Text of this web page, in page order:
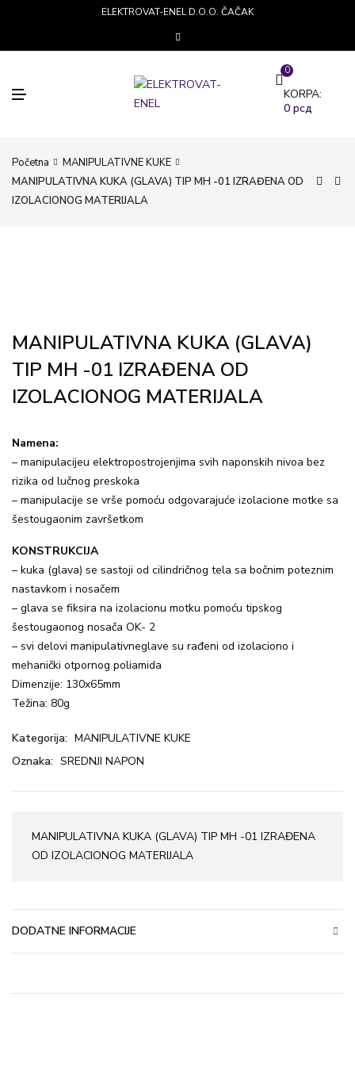
ELEKTROVAT-ENEL D.O.O. ČAČAK
0
KORPA:
0 рсд
Početna
MANIPULATIVNE KUKE
MANIPULATIVNA KUKA (GLAVA) TIP MH -01 IZRAĐENA OD
IZOLACIONOG MATERIJALA
MANIPULATIVNA KUKA (GLAVA)
TIP MH -01 IZRAĐENA OD
IZOLACIONOG MATERIJALA
Namena:
– manipulacijeu elektropostrojenjima svih naponskih nivoa bez
rizika od lučnog preskoka
– manipulacije se vrše pomoću odgovarajuće izolacione motke sa
šestougaonim završetkom
KONSTRUKCIJA
– kuka (glava) se sastoji od cilindričnog tela sa bočnim poteznim
nastavkom i nosačem
– glava se fiksira na izolacionu motku pomoću tipskog
šestougaonog nosača OK- 2
– svi delovi manipulativneglave su rađeni od izolaciono i
mehanički otpornog poliamida
Dimenzije: 130x65mm
Težina: 80g
Kategorija: MANIPULATIVNE KUKE
Oznaka: SREDNJI NAPON
MANIPULATIVNA KUKA (GLAVA) TIP MH -01 IZRAĐENA
OD IZOLACIONOG MATERIJALA
DODATNE INFORMACIJE